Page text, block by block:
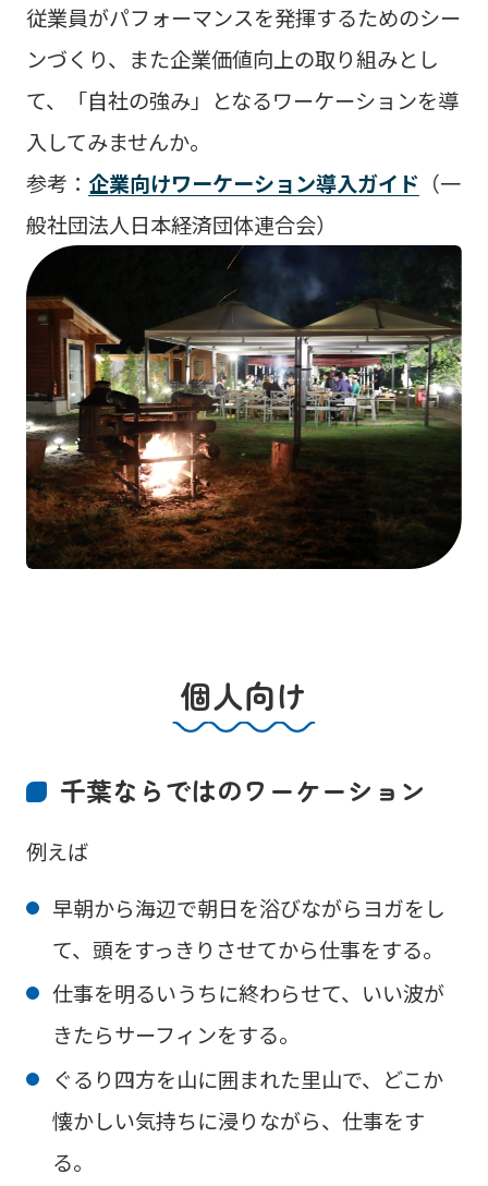
従業員がパフォーマンスを発揮するためのシー
ンづくり、また企業価値向上の取り組みとし
て、「自社の強み」となるワーケーションを導
入してみませんか。
参考： 企業向けワーケーション導入ガイド （一
般社団法人日本経済団体連合会）
個人向け
千葉ならではのワーケーション
例えば
早朝から海辺で朝日を浴びながらヨガをし
て、頭をすっきりさせてから仕事をする。
仕事を明るいうちに終わらせて、いい波が
きたらサーフィンをする。
ぐるり四方を山に囲まれた里山で、どこか
懐かしい気持ちに浸りながら、仕事をす
る。